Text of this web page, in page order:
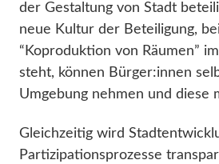
der Gestaltung von Stadt
neue Kultur der Beteiligung,
“Koproduktion von Räumen”
steht, können Bürger:innen
Umgebung nehmen und diese
Gleichzeitig wird
Partizipationsprozesse